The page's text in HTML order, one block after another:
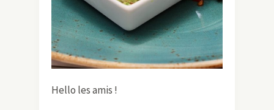
Hello les amis !